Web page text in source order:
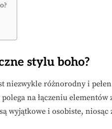
stylu boho?
niezwykle różnorodny i
na łączeniu
wyjątkowe i osobiste, niosąc